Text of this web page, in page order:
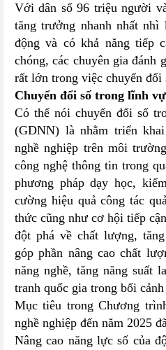
Với dân số 96 triệu người
tăng trưởng nhanh nhất nhì
động và có khả năng tiếp
chóng, các chuyên gia đánh
rất lớn trong việc chuyển đổi
Chuyển đổi số trong lĩnh
Có thể nói chuyển đổi số
(GDNN) là nhằm triển
nghề nghiệp trên môi
công nghệ thông tin trong
phương pháp dạy học,
cường hiệu quả công tác
thức cũng như cơ hội tiếp
đột phá về chất lượng,
góp phần nâng cao chất
năng nghề, tăng năng suất
tranh quốc gia trong bối
Mục tiêu trong Chương
nghề nghiệp đến năm 2025
Nâng cao năng lực số của